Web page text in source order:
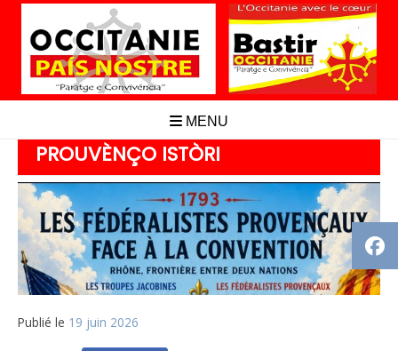
Aller
contenu
MENU
PROUVÈNÇO ISTÒRI
Publié le 19 juin 2026